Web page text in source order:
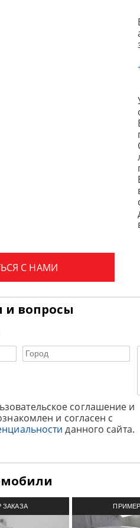
С НАМИ
вопросы
соглашение и
и согласен с
данного сайта.
ЗАКАЗА
ИЗ ЯПОНИИ